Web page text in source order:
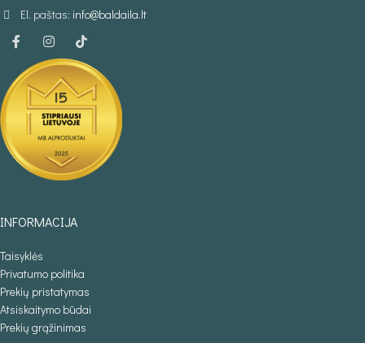
El. paštas: info@baldaila.lt
INFORMACIJA
Taisyklės
Privatumo politika
Prekių pristatymas
Atsiskaitymo būdai
Prekių grąžinimas